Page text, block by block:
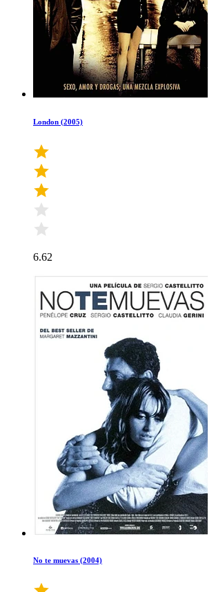
London (2005)
6.62
No te muevas (2004)